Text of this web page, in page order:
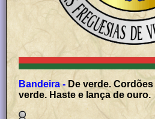
Bandeira - De verde.
verde. Haste e lança de ouro.